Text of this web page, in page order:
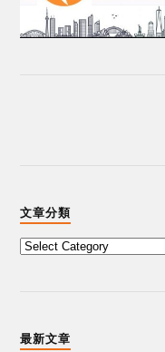
文章分類
最新文章